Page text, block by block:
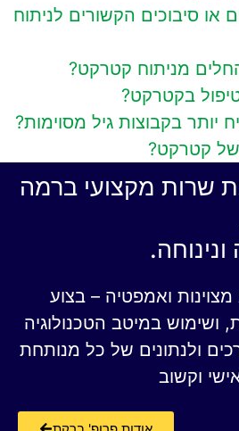
או סיבוכים הקשורים לניתוח
מניתוח קטרקט?
בקטרקט?
בקבוצות גיל מסוימות?
קטרקט?
שרות מקצועי ברמה
ואמפטיה – בצוע
ושימוש במיטב הטכנולוגיה
ולנתונים של כל מנותחת
וקשוב